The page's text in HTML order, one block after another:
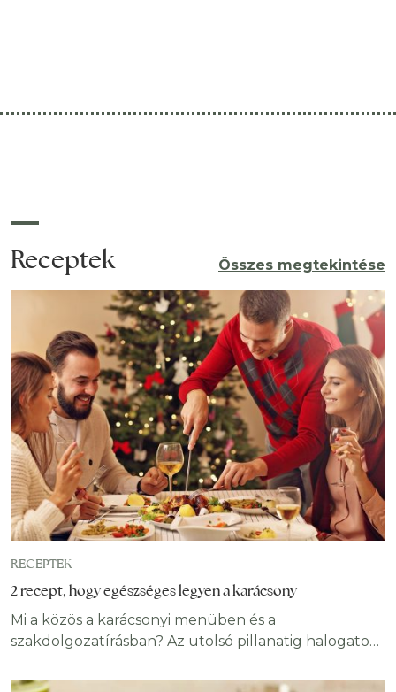
szorongást, belső feszültséget vagy
Receptek Összes megtekintése
RECEPTEK
2 recept, hogy egészséges legyen a karácsony
Mi a közös a karácsonyi menüben és a
szakdolgozatírásban? Az utolsó pillanatig halogatod,
összeszedni, az égvilágon semmi garancia nincs, hogy